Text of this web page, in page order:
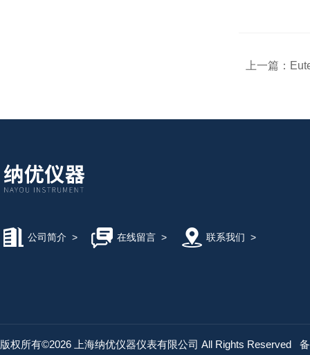
上一篇：
公司简介 > 在线留言> 联系我们 >
版权所有©2026 上海纳优仪器仪表有限公司 All Rights Reserved